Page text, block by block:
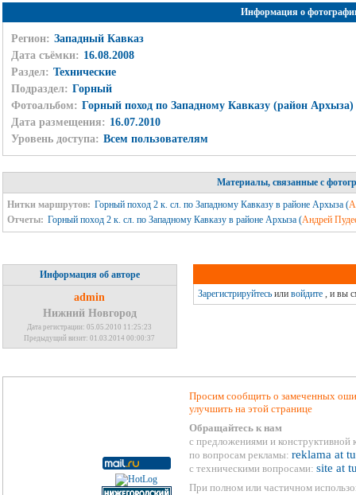
Информация о
Регион: Западный Кавказ
Дата съёмки: 16.08.2008
Раздел: Технические
Подраздел: Горный
Фотоальбом: Горный поход по Западному Кавказу (район Архыза)
Дата размещения: 16.07.2010
Уровень доступа: Всем пользователям
Материалы, связанные с
Нитки маршрутов: Горный поход 2 к. сл. по Западному Кавказу в районе Архыза (
Отчеты: Горный поход 2 к. сл. по Западному Кавказу в районе Архыза (Андрей
Информация об авторе
admin
Нижний Новгород
Дата регистрации: 05.05.2010 11:25:23
Предыдущий визит: 01.03.2014 00:00:37
Зарегистрируйтесьили войдите, и вы
Просим сообщить о замеченных
улучшить на этой странице
Обращайтесь к нам
с предложениями и конструктивной
по вопросам рекламы: reklama at
с техническими вопросами: site at
При полном или частичном